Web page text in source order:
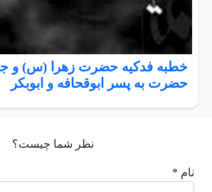
خطبه فدکیه حضرت زهرا (س) و
حضرت به پسر ابوقحافه و ابوبکر
نظر شما چیست؟
نام *